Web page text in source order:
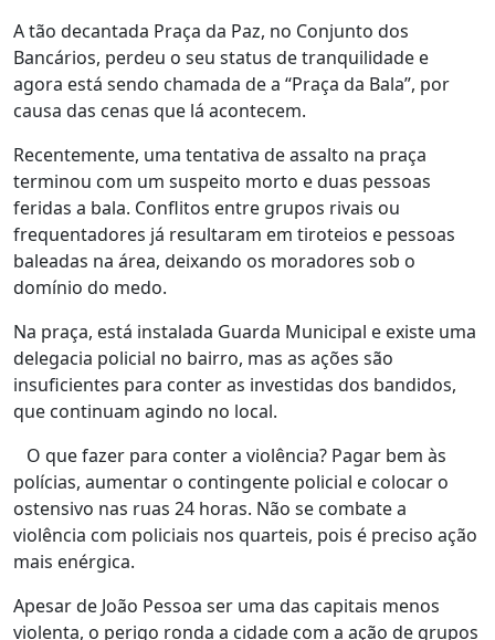
A tão decantada Praça da Paz, no Conjunto dos
Bancários, perdeu o seu status de tranquilidade e
agora está sendo chamada de a “Praça da Bala”, por
causa das cenas que lá acontecem.
Recentemente, uma tentativa de assalto na praça
terminou com um suspeito morto e duas pessoas
feridas a bala. Conflitos entre grupos rivais ou
frequentadores já resultaram em tiroteios e pessoas
baleadas na área, deixando os moradores sob o
domínio do medo.
Na praça, está instalada Guarda Municipal e existe uma
delegacia policial no bairro, mas as ações são
insuficientes para conter as investidas dos bandidos,
que continuam agindo no local.
O que fazer para conter a violência? Pagar bem às
polícias, aumentar o contingente policial e colocar o
ostensivo nas ruas 24 horas. Não se combate a
violência com policiais nos quarteis, pois é preciso ação
mais enérgica.
Apesar de João Pessoa ser uma das capitais menos
violenta, o perigo ronda a cidade com a ação de grupos